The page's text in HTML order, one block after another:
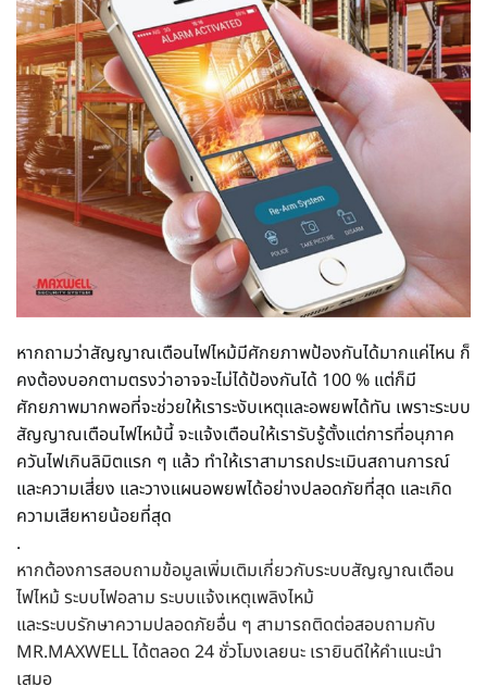
หากถามว่าสัญญาณเตือนไฟไหม้มีศักยภาพป้องกันได้มากแค่ไหน ก็
คงต้องบอกตามตรงว่าอาจจะไม่ได้ป้องกันได้ 100 % แต่ก็มี
ศักยภาพมากพอที่จะช่วยให้เราระงับเหตุและอพยพได้ทัน เพราะระบบ
สัญญาณเตือนไฟไหม้นี้ จะแจ้งเตือนให้เรารับรู้ตั้งแต่การที่อนุภาค
ควันไฟเกินลิมิตแรก ๆ แล้ว ทำให้เราสามารถประเมินสถานการณ์
และความเสี่ยง และวางแผนอพยพได้อย่างปลอดภัยที่สุด และเกิด
ความเสียหายน้อยที่สุด
.
หากต้องการสอบถามข้อมูลเพิ่มเติมเกี่ยวกับระบบสัญญาณเตือน
ไฟไหม้ ระบบไฟอลาม ระบบแจ้งเหตุเพลิงไหม้
และระบบรักษาความปลอดภัยอื่น ๆ สามารถติดต่อสอบถามกับ
MR.MAXWELL ได้ตลอด 24 ชั่วโมงเลยนะ เรายินดีให้คำแนะนำ
เสมอ